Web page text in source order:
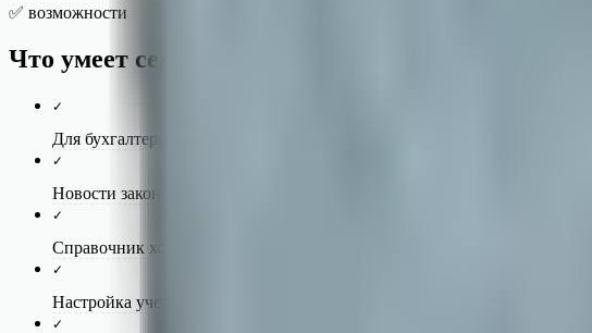
✅ возможности
Что умеет сервис
✓
Для бухгалтеров и кадровиков
✓
Новости законодательства – комментарии к важным изменениям,
✓
Справочник хозяйственных операций. Пошаговые практические
✓
Настройка учетной политики по НДС, налогу на прибыль и УСН.
✓